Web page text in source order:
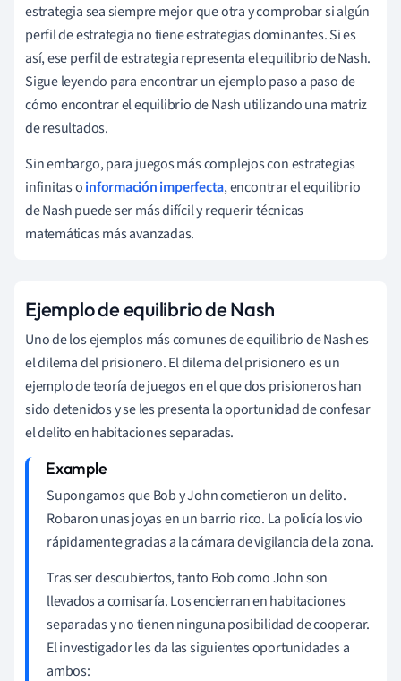
estrategia sea siempre mejor que otra y comprobar si algún
perfil de estrategia no tiene estrategias dominantes. Si es
así, ese perfil de estrategia representa el equilibrio de Nash.
Sigue leyendo para encontrar un ejemplo paso a paso de
cómo encontrar el equilibrio de Nash utilizando una matriz
de resultados.
Sin embargo, para juegos más complejos con estrategias
infinitas oinformación imperfecta, encontrar el equilibrio
de Nash puede ser más difícil y requerir técnicas
matemáticas más avanzadas.
Ejemplo de equilibrio de Nash
Uno de los ejemplos más comunes de equilibrio de Nash es
el dilema del prisionero. El dilema del prisionero es un
ejemplo de teoría de juegos en el que dos prisioneros han
sido detenidos y se les presenta la oportunidad de confesar
el delito en habitaciones separadas.
Supongamos que Bob y John cometieron un delito.
Robaron unas joyas en un barrio rico. La policía los vio
rápidamente gracias a la cámara de vigilancia de la zona.
Tras ser descubiertos, tanto Bob como John son
llevados a comisaría. Los encierran en habitaciones
separadas y no tienen ninguna posibilidad de cooperar.
El investigador les da las siguientes oportunidades a
ambos: